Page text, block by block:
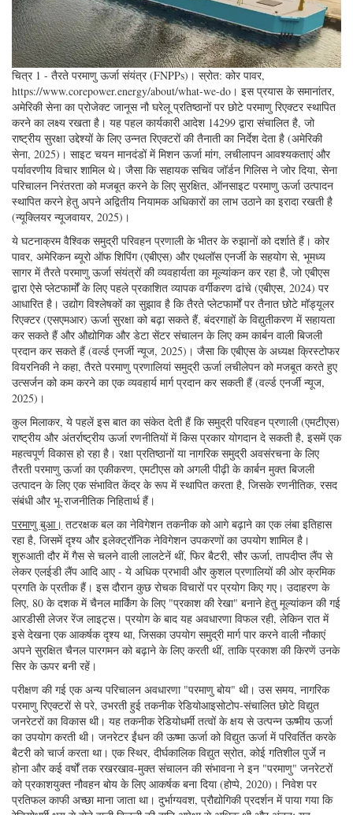
चित्र 1 - तैरते परमाणु ऊर्जा संयंत्र (FNPPs)। स्रोत: कोर पावर,
https://www.corepower.energy/about/what-we-do। इस प्रयास के समानांतर,
अमेरिकी सेना का प्रोजेक्ट जानूस नौ घरेलू प्रतिष्ठानों पर छोटे परमाणु रिएक्टर स्थापित
करने का लक्ष्य रखता है। यह पहल कार्यकारी आदेश 14299 द्वारा संचालित है, जो
राष्ट्रीय सुरक्षा उद्देश्यों के लिए उन्नत रिएक्टरों की तैनाती का निर्देश देता है (अमेरिकी
सेना, 2025)। साइट चयन मानदंडों में मिशन ऊर्जा मांग, लचीलापन आवश्यकताएं और
पर्यावरणीय विचार शामिल थे। जैसा कि सहायक सचिव जॉर्डन गिलिस ने जोर दिया, सेना
परिचालन निरंतरता को मजबूत करने के लिए सुरक्षित, ऑनसाइट परमाणु ऊर्जा उत्पादन
स्थापित करने हेतु अपने अद्वितीय नियामक अधिकारों का लाभ उठाने का इरादा रखती है
(न्यूक्लियर न्यूजवायर, 2025)।
ये घटनाक्रम वैश्विक समुद्री परिवहन प्रणाली के भीतर के रुझानों को दर्शाते हैं। कोर
पावर, अमेरिकन ब्यूरो ऑफ शिपिंग (एबीएस) और एथलॉस एनर्जी के सहयोग से, भूमध्य
सागर में तैरते परमाणु ऊर्जा संयंत्रों की व्यवहार्यता का मूल्यांकन कर रहा है, जो एबीएस
द्वारा ऐसे प्लेटफार्मों के लिए पहले प्रकाशित व्यापक वर्गीकरण ढांचे (एबीएस, 2024) पर
आधारित है। उद्योग विश्लेषकों का सुझाव है कि तैरते प्लेटफार्मों पर तैनात छोटे मॉड्यूलर
रिएक्टर (एसएमआर) ऊर्जा सुरक्षा को बढ़ा सकते हैं, बंदरगाहों के विद्युतीकरण में सहायता
कर सकते हैं और औद्योगिक और डेटा सेंटर संचालन के लिए कम कार्बन वाली बिजली
प्रदान कर सकते हैं (वर्ल्ड एनर्जी न्यूज, 2025)। जैसा कि एबीएस के अध्यक्ष क्रिस्टोफर
वियरनिकी ने कहा, तैरते परमाणु प्रणालियां समुद्री ऊर्जा लचीलेपन को मजबूत करते हुए
उत्सर्जन को कम करने का एक व्यवहार्य मार्ग प्रदान कर सकती हैं (वर्ल्ड एनर्जी न्यूज,
2025)।
कुल मिलाकर, ये पहलें इस बात का संकेत देती हैं कि समुद्री परिवहन प्रणाली (एमटीएस)
राष्ट्रीय और अंतर्राष्ट्रीय ऊर्जा रणनीतियों में किस प्रकार योगदान दे सकती है, इसमें एक
महत्वपूर्ण विकास हो रहा है। रक्षा प्रतिष्ठानों या नागरिक समुद्री अवसंरचना के लिए
तैरती परमाणु ऊर्जा का एकीकरण, एमटीएस को अगली पीढ़ी के कार्बन मुक्त बिजली
उत्पादन के लिए एक संभावित केंद्र के रूप में स्थापित करता है, जिसके रणनीतिक, रसद
संबंधी और भू-राजनीतिक निहितार्थ हैं।
परमाणु बुआ। तटरक्षक बल का नेविगेशन तकनीक को आगे बढ़ाने का एक लंबा इतिहास
रहा है, जिसमें दृश्य और इलेक्ट्रॉनिक नेविगेशन उपकरणों का उपयोग शामिल है।
शुरुआती दौर में गैस से चलने वाली लालटेनें थीं, फिर बैटरी, सौर ऊर्जा, तापदीप्त लैंप से
लेकर एलईडी लैंप आदि आए - ये अधिक प्रभावी और कुशल प्रणालियों की ओर क्रमिक
प्रगति के प्रतीक हैं। इस दौरान कुछ रोचक विचारों पर प्रयोग किए गए। उदाहरण के
लिए, 80 के दशक में चैनल मार्किंग के लिए "प्रकाश की रेखा" बनाने हेतु मूल्यांकन की गई
आरडीसी लेजर रेंज लाइट्स। प्रयोग के बाद यह अवधारणा विफल रही, लेकिन रात में
इसे देखना एक आकर्षक दृश्य था, जिसका उपयोग समुद्री मार्ग पार करने वाली नौकाएं
अपने सुरक्षित चैनल पारगमन को बढ़ाने के लिए करती थीं, ताकि प्रकाश की किरणें उनके
सिर के ऊपर बनी रहें।
परीक्षण की गई एक अन्य परिचालन अवधारणा "परमाणु बोय" थी। उस समय, नागरिक
परमाणु रिएक्टरों से परे, उभरती हुई तकनीक रेडियोआइसोटोप-संचालित छोटे विद्युत
जनरेटरों का विकास थी। यह तकनीक रेडियोधर्मी तत्वों के क्षय से उत्पन्न ऊष्मीय ऊर्जा
का उपयोग करती थी। जनरेटर ईंधन की ऊष्मा ऊर्जा को विद्युत ऊर्जा में परिवर्तित करके
बैटरी को चार्ज करता था। एक स्थिर, दीर्घकालिक विद्युत स्रोत, कोई गतिशील पुर्जे न
होना और कई वर्षों तक रखरखाव-मुक्त संचालन की संभावना ने इन "परमाणु" जनरेटरों
को प्रकाशयुक्त नौवहन बोय के लिए आकर्षक बना दिया (होप्पे, 2020)। निवेश पर
प्रतिफल काफी अच्छा माना जाता था। दुर्भाग्यवश, प्रौद्योगिकी प्रदर्शन में पाया गया कि